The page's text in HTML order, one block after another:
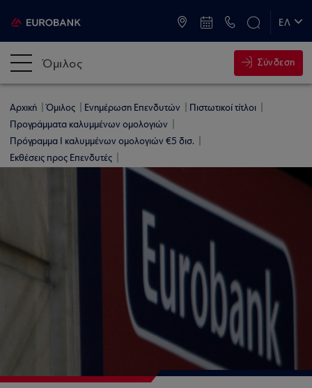
ΕΛ
Όμιλος Σύνδεση
Αρχική Όμιλος Ενημέρωση Επενδυτών
Πιστωτικοί τίτλοι
Προγράμματα καλυμμένων ομολογιών
Πρόγραμμα Ι καλυμμένων ομολογιών €5 δισ.
Εκθέσεις προς Επενδυτές